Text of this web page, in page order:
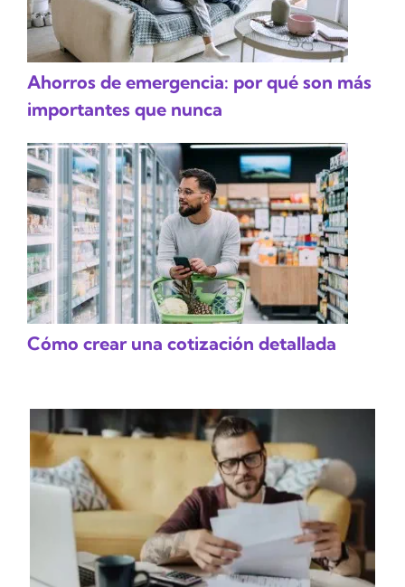
Ahorros de emergencia: por qué son más
importantes que nunca
Cómo crear una cotización detallada